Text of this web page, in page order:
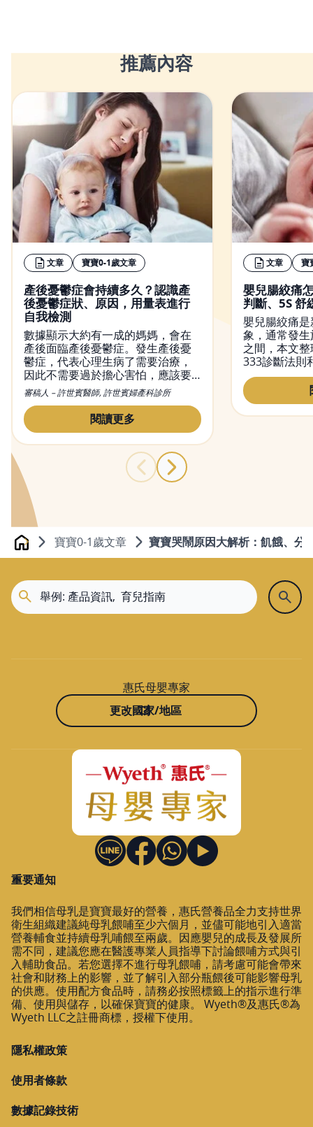
推薦內容
文章 寶寶0-1歲文章
產後憂鬱症會持續多久？認識產
後憂鬱症狀、原因，用量表進行
自我檢測
數據顯示大約有一成的媽媽，會在
產後面臨產後憂鬱症。發生產後憂
鬱症，代表心理生病了需要治療，
因此不需要過於擔心害怕，應該要
正確面對產後憂鬱症，並尋求醫生
的專業治療。本文會帶你認識產後
憂鬱症的原因、症狀，即幫助你使
用正確的方式自我檢測產後憂鬱。
審稿人 – 許世賓醫師, 許世賓婦產科診所
閱讀更多
文章 寶
嬰兒腸絞痛
判斷、5S 舒
嬰兒腸絞痛
象，通常發
之間，本文
333診斷法則
巧，幫助爸
法，安心陪
Home 寶寶0-1歲文章 寶寶哭鬧原因大解析：飢餓、分
惠氏母嬰專家
更改國家/地區
重要通知
我們相信母乳是寶寶最好的營養，惠氏營養品全力支持世界
衛生組織建議純母乳餵哺至少六個月，並儘可能地引入適當
營養輔食並持續母乳哺餵至兩歲。因應嬰兒的成長及發展所
需不同，建議您應在醫護專業人員指導下討論餵哺方式與引
入輔助食品。若您選擇不進行母乳餵哺，請考慮可能會帶來
社會和財務上的影響，並了解引入部分瓶餵後可能影響母乳
的供應。使用配方食品時，請務必按照標籤上的指示進行準
備、使用與儲存，以確保寶寶的健康。 Wyeth®及惠氏®為
Wyeth LLC之註冊商標，授權下使用。
隱私權政策
使用者條款
數據記錄技術